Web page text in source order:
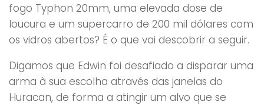
fogo Typhon 20mm, uma elevada dose de
loucura e um supercarro de 200 mil dólares com
os vidros abertos? É o que vai descobrir a seguir.
Digamos que Edwin foi desafiado a disparar uma
arma à sua escolha através das janelas do
Huracan, de forma a atingir um alvo que se